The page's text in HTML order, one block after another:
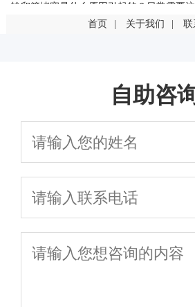
输卵管堵塞是什么原因引起的？日常需要
首页 | 关于我们 | 联
自助咨